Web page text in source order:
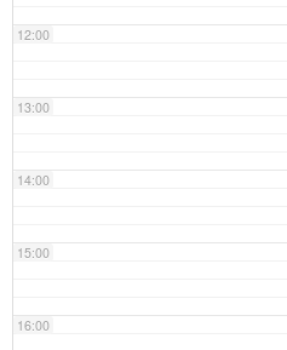
12:00
13:00
14:00
15:00
16:00